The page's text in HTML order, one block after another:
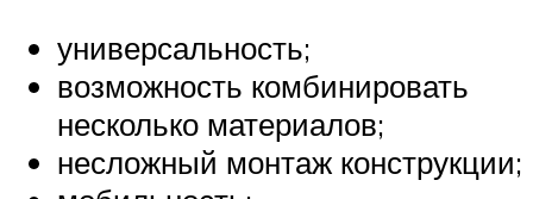
универсальность;
возможность комбинировать
несколько материалов;
несложный монтаж конструкции;